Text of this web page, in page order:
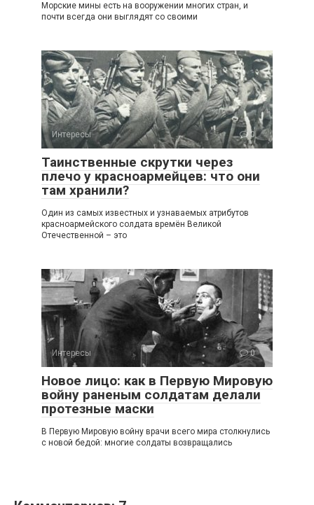
Морские мины есть на вооружении многих стран, и
почти всегда они выглядят со своими
Интересы 0
Таинственные скрутки через
плечо у красноармейцев: что они
там хранили?
Один из самых известных и узнаваемых атрибутов
красноармейского солдата времён Великой
Отечественной – это
Интересы 0
Новое лицо: как в Первую Мировую
войну раненым солдатам делали
протезные маски
В Первую Мировую войну врачи всего мира столкнулись
с новой бедой: многие солдаты возвращались